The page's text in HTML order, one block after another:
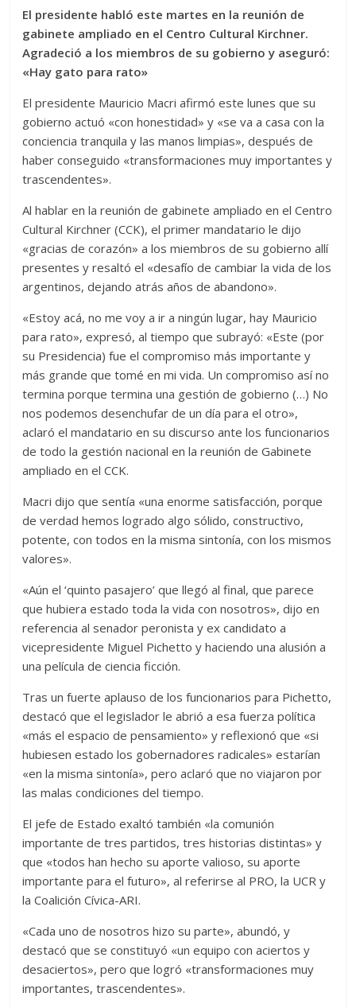
El presidente habló este martes en la reunión de
gabinete ampliado en el Centro Cultural Kirchner.
Agradeció a los miembros de su gobierno y aseguró:
«Hay gato para rato»
El presidente Mauricio Macri afirmó este lunes que su
gobierno actuó «con honestidad» y «se va a casa con la
conciencia tranquila y las manos limpias», después de
haber conseguido «transformaciones muy importantes y
trascendentes».
Al hablar en la reunión de gabinete ampliado en el Centro
Cultural Kirchner (CCK), el primer mandatario le dijo
«gracias de corazón» a los miembros de su gobierno allí
presentes y resaltó el «desafío de cambiar la vida de los
argentinos, dejando atrás años de abandono».
«Estoy acá, no me voy a ir a ningún lugar, hay Mauricio
para rato», expresó, al tiempo que subrayó: «Este (por
su Presidencia) fue el compromiso más importante y
más grande que tomé en mi vida. Un compromiso así no
termina porque termina una gestión de gobierno (…) No
nos podemos desenchufar de un día para el otro»,
aclaró el mandatario en su discurso ante los funcionarios
de todo la gestión nacional en la reunión de Gabinete
ampliado en el CCK.
Macri dijo que sentía «una enorme satisfacción, porque
de verdad hemos logrado algo sólido, constructivo,
potente, con todos en la misma sintonía, con los mismos
valores».
«Aún el ‘quinto pasajero’ que llegó al final, que parece
que hubiera estado toda la vida con nosotros», dijo en
referencia al senador peronista y ex candidato a
vicepresidente Miguel Pichetto y haciendo una alusión a
una película de ciencia ficción.
Tras un fuerte aplauso de los funcionarios para Pichetto,
destacó que el legislador le abrió a esa fuerza política
«más el espacio de pensamiento» y reflexionó que «si
hubiesen estado los gobernadores radicales» estarían
«en la misma sintonía», pero aclaró que no viajaron por
las malas condiciones del tiempo.
El jefe de Estado exaltó también «la comunión
importante de tres partidos, tres historias distintas» y
que «todos han hecho su aporte valioso, su aporte
importante para el futuro», al referirse al PRO, la UCR y
la Coalición Cívica-ARI.
«Cada uno de nosotros hizo su parte», abundó, y
destacó que se constituyó «un equipo con aciertos y
desaciertos», pero que logró «transformaciones muy
importantes, trascendentes».